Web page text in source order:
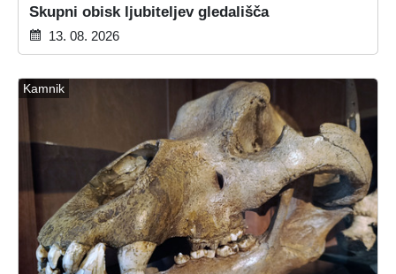
Skupni obisk ljubiteljev gledališča
13. 08. 2026
Kamnik